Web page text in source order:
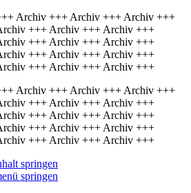
Archiv +++ Archiv +++ Archiv +++
+++ Archiv +++ Archiv +++
+++ Archiv +++ Archiv +++
+++ Archiv +++ Archiv +++
+++ Archiv +++ Archiv +++
Archiv +++ Archiv +++ Archiv +++
+++ Archiv +++ Archiv +++
+++ Archiv +++ Archiv +++
+++ Archiv +++ Archiv +++
+++ Archiv +++ Archiv +++
springen
springen